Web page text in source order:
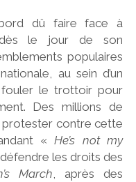
dû faire face à
dès le jour de son
populaires
au sein d’un
fouler le trottoir pour
Des millions de
protester contre cette
«He’s not my
les droits des
March , après des